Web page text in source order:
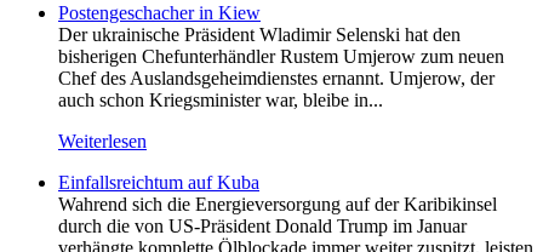
Postengeschacher in Kiew
Der ukrainische Präsident Wladimir Selenski hat den
bisherigen Chefunterhändler Rustem Umjerow zum neuen
Chef des Auslandsgeheimdienstes ernannt. Umjerow, der
auch schon Kriegsminister war, bleibe in...
Weiterlesen
Einfallsreichtum auf Kuba
Wahrend sich die Energieversorgung auf der Karibikinsel
durch die von US-Präsident Donald Trump im Januar
verhängte komplette Ölblockade immer weiter zuspitzt, leisten